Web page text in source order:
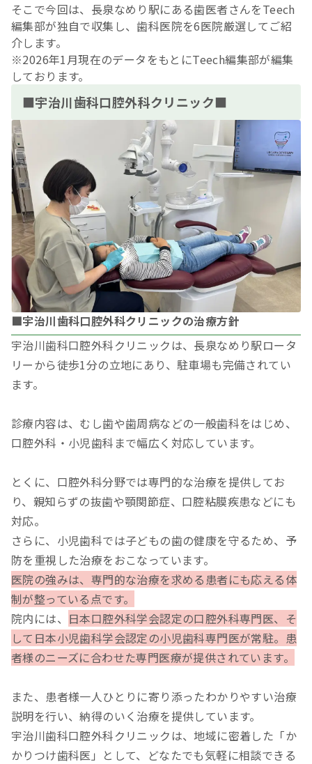
そこで今回は、長泉なめり駅にある歯医者さんをTeech
編集部が独自で収集し、歯科医院を6医院厳選してご紹
介します。
※2026年1月現在のデータをもとにTeech編集部が編集
しております。
■宇治川歯科口腔外科クリニック■
■宇治川歯科口腔外科クリニックの治療方針
宇治川歯科口腔外科クリニックは、長泉なめり駅ロータ
リーから徒歩1分の立地にあり、駐車場も完備されてい
ます。
診療内容は、むし歯や歯周病などの一般歯科をはじめ、
口腔外科・小児歯科まで幅広く対応しています。
とくに、口腔外科分野では専門的な治療を提供してお
り、親知らずの抜歯や顎関節症、口腔粘膜疾患などにも
対応。
さらに、小児歯科では子どもの歯の健康を守るため、予
防を重視した治療をおこなっています。
医院の強みは、専門的な治療を求める患者にも応える体
制が整っている点です。
院内には、 日本口腔外科学会認定の口腔外科専門医、そ
して日本小児歯科学会認定の小児歯科専門医が常駐。患
者様のニーズに合わせた専門医療が提供されています。
また、患者様一人ひとりに寄り添ったわかりやすい治療
説明を行い、納得のいく治療を提供しています。
宇治川歯科口腔外科クリニックは、地域に密着した「か
かりつけ歯科医」として、どなたでも気軽に相談できる